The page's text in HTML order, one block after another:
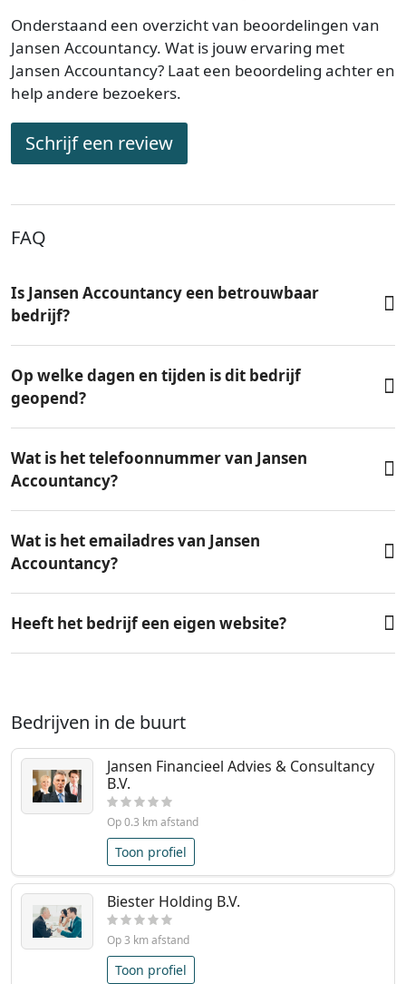
Onderstaand een overzicht van beoordelingen van
Jansen Accountancy. Wat is jouw ervaring met
Jansen Accountancy? Laat een beoordeling achter en
help andere bezoekers.
Schrijf een review
FAQ
Is Jansen Accountancy een betrouwbaar
bedrijf?
Op welke dagen en tijden is dit bedrijf
geopend?
Wat is het telefoonnummer van Jansen
Accountancy?
Wat is het emailadres van Jansen
Accountancy?
Heeft het bedrijf een eigen website?
Bedrijven in de buurt
Jansen Financieel Advies & Consultancy
B.V.
Op 0.3 km afstand
Toon profiel
Biester Holding B.V.
Op 3 km afstand
Toon profiel